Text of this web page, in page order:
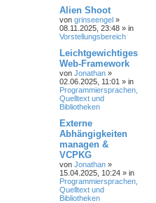
Alien Shoot
von grinseengel »
08.11.2025, 23:48 » in
Vorstellungsbereich
Leichtgewichtiges
Web-Framework
von Jonathan »
02.06.2025, 11:01 » in
Programmiersprachen,
Quelltext und
Bibliotheken
Externe
Abhängigkeiten
managen &
VCPKG
von Jonathan »
15.04.2025, 10:24 » in
Programmiersprachen,
Quelltext und
Bibliotheken